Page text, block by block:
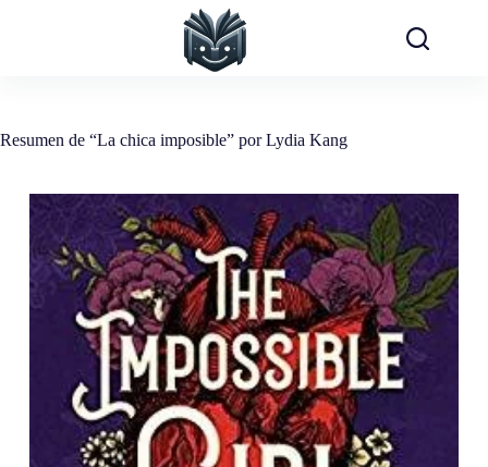
Resumen de “La chica imposible” por Lydia Kang